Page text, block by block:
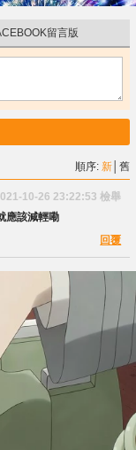
留言版
順序:新 │舊
10-26 23:22:53 檢舉
應該減輕嘞
回覆